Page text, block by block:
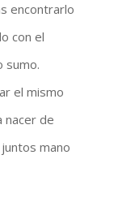
encontrarlo
con el
sumo.
el mismo
nacer de
mano